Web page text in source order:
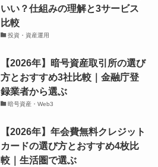
いい？仕組みの理解と3サービス
比較
投資・資産運用
【2026年】暗号資産取引所の選び
方とおすすめ3社比較｜金融庁登
録業者から選ぶ
暗号資産・Web3
【2026年】年会費無料クレジット
カードの選び方とおすすめ4枚比
較｜生活圏で選ぶ